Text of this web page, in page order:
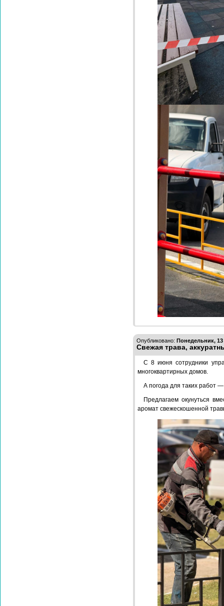
Опубликовано: Понедельник,
Свежая трава,
С 8 июня сотрудники
многоквартирных домов.
А погода для таких работ —
Предлагаем окунуться
аромат свежескошенной